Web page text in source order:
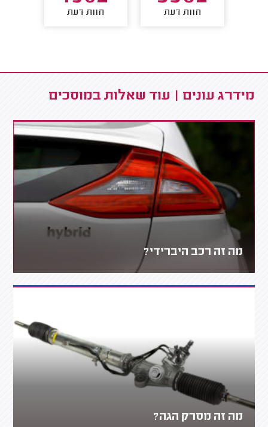
חוות דעת חוות דעת
מידרג עונים | עוד שאלות במוסכים
מה זה רכב היברידי?
מה זה מסרק הגה?